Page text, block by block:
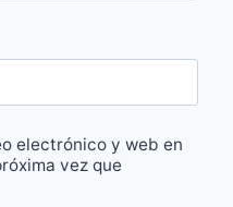
electrónico y web en
vez que